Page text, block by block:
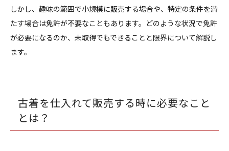
しかし、趣味の範囲で小規模に販売する場合や、特定の条件を満
たす場合は免許が不要なこともあります。どのような状況で免許
が必要になるのか、未取得でもできることと限界について解説し
ます。
古着を仕入れて販売する時に必要なこと
とは？